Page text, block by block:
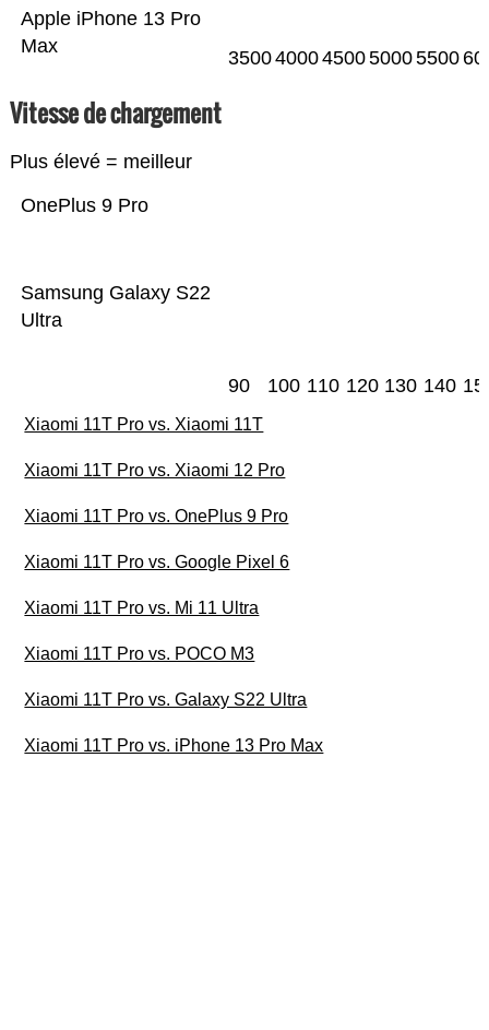
Apple iPhone 13 Pro
Max
35004000450050005500
Vitesse de chargement
Plus élevé = meilleur
Samsung Galaxy S22
Ultra
OnePlus 9 Pro
90 100 110 120 130 140
Xiaomi 11T Pro vs. Xiaomi 11T
Xiaomi 11T Pro vs. Xiaomi 12 Pro
Xiaomi 11T Pro vs. OnePlus 9 Pro
Xiaomi 11T Pro vs. Google Pixel 6
Xiaomi 11T Pro vs. Mi 11 Ultra
Xiaomi 11T Pro vs. POCO M3
Xiaomi 11T Pro vs. Galaxy S22 Ultra
Xiaomi 11T Pro vs. iPhone 13 Pro Max